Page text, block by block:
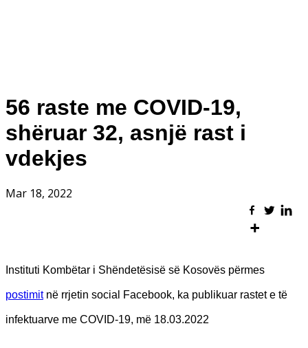
56 raste me COVID-19,
shëruar 32, asnjë rast i
vdekjes
Mar 18, 2022
Instituti Kombëtar i Shëndetësisë së Kosovës përmes
postimitnë rrjetin social Facebook, ka publikuar rastet e të
infektuarve me COVID-19, më 18.03.2022